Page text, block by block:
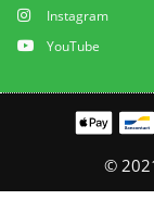
Instagram
YouTube
©